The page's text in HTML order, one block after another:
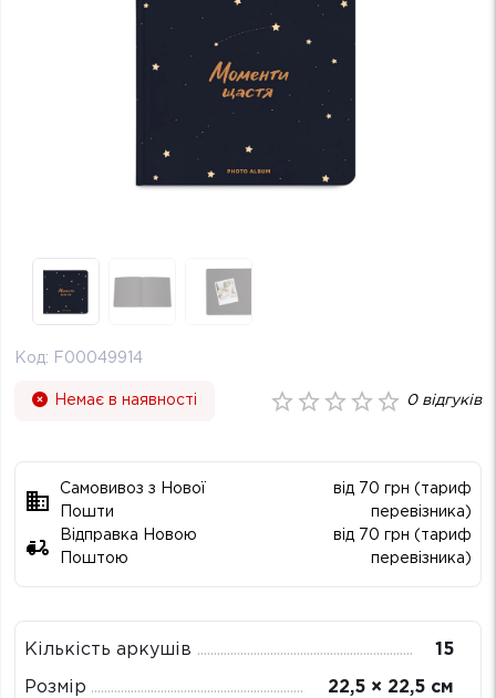
Код: F00049914
Немає в наявності 0відгуків
Самовивоз з Нової
Пошти
від 70 грн (тариф
перевізника)
Відправка Новою
Поштою
від 70 грн (тариф
перевізника)
Кількість аркушів 15
Розмір 22,5 × 22,5 см